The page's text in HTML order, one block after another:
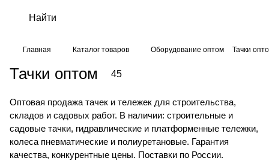
Главная Каталог товаров Оборудование оптом Тачки
Тачки оптом 45
Оптовая продажа тачек и тележек для строительства,
складов и садовых работ. В наличии: строительные и
садовые тачки, гидравлические и платформенные тележки,
колеса пневматические и полиуретановые. Гарантия
качества, конкурентные цены. Поставки по России.